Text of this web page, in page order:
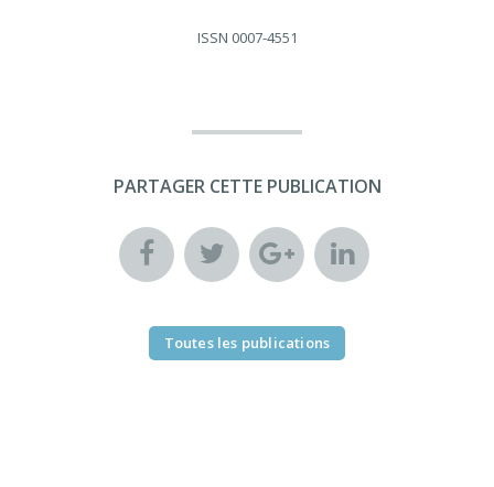
ISSN 0007-4551
PARTAGER CETTE PUBLICATION
Toutes les publications